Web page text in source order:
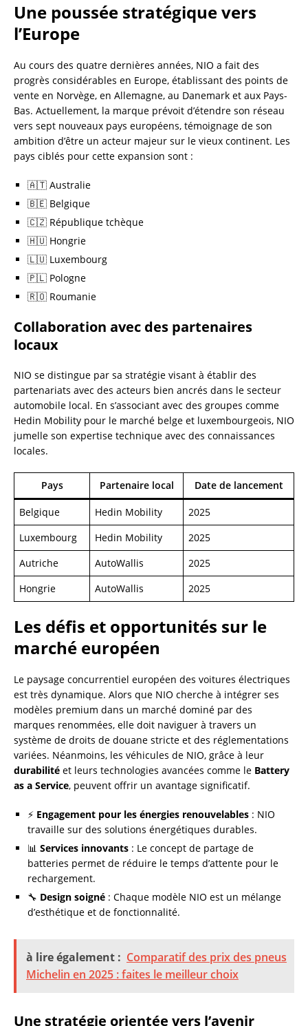
Une poussée stratégique vers
l’Europe
Au cours des quatre dernières années, NIO a fait des
progrès considérables en Europe, établissant des points de
vente en Norvège, en Allemagne, au Danemark et aux Pays-
Bas. Actuellement, la marque prévoit d’étendre son réseau
vers sept nouveaux pays européens, témoignage de son
ambition d’être un acteur majeur sur le vieux continent. Les
pays ciblés pour cette expansion sont :
🇦🇹 Australie
🇧🇪 Belgique
🇨🇿 République tchèque
🇭🇺 Hongrie
🇱🇺 Luxembourg
🇵🇱 Pologne
🇷🇴 Roumanie
Collaboration avec des partenaires
locaux
NIO se distingue par sa stratégie visant à établir des
partenariats avec des acteurs bien ancrés dans le secteur
automobile local. En s’associant avec des groupes comme
Hedin Mobility pour le marché belge et luxembourgeois, NIO
jumelle son expertise technique avec des connaissances
locales.
Pays Partenaire local Date de lancement
Belgique Hedin Mobility
2025
Luxembourg
Hedin Mobility
2025
Autriche
AutoWallis
2025
Hongrie
AutoWallis 2025
Les défis et opportunités sur le
marché européen
Le paysage concurrentiel européen des voitures électriques
est très dynamique. Alors que NIO cherche à intégrer ses
modèles premium dans un marché dominé par des
marques renommées, elle doit naviguer à travers un
système de droits de douane stricte et des réglementations
variées. Néanmoins, les véhicules de NIO, grâce à leur
durabilité et leurs technologies avancées comme le Battery
as a Service, peuvent offrir un avantage significatif.
⚡ Engagement pour les énergies renouvelables : NIO
travaille sur des solutions énergétiques durables.
📊 Services innovants : Le concept de partage de
batteries permet de réduire le temps d’attente pour le
rechargement.
🔧 Design soigné : Chaque modèle NIO est un mélange
d’esthétique et de fonctionnalité.
à lire également : Comparatif des prix des pneus
Michelin en 2025 : faites le meilleur choix
Une stratégie orientée vers l’avenir